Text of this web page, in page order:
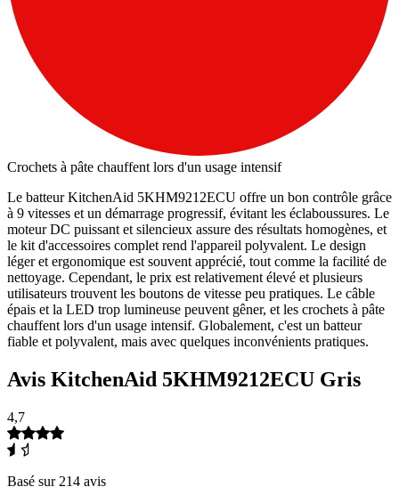
Crochets à pâte chauffent lors d'un usage intensif
Le batteur KitchenAid 5KHM9212ECU offre un bon contrôle grâce
à 9 vitesses et un démarrage progressif, évitant les éclaboussures. Le
moteur DC puissant et silencieux assure des résultats homogènes, et
le kit d'accessoires complet rend l'appareil polyvalent. Le design
léger et ergonomique est souvent apprécié, tout comme la facilité de
nettoyage. Cependant, le prix est relativement élevé et plusieurs
utilisateurs trouvent les boutons de vitesse peu pratiques. Le câble
épais et la LED trop lumineuse peuvent gêner, et les crochets à pâte
chauffent lors d'un usage intensif. Globalement, c'est un batteur
fiable et polyvalent, mais avec quelques inconvénients pratiques.
Avis KitchenAid 5KHM9212ECU Gris
4,7
Basé sur 214 avis